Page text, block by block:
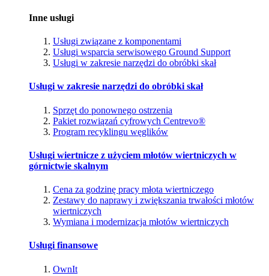
Inne usługi
Usługi związane z komponentami
Usługi wsparcia serwisowego Ground Support
Usługi w zakresie narzędzi do obróbki skał
Usługi w zakresie narzędzi do obróbki skał
Sprzęt do ponownego ostrzenia
Pakiet rozwiązań cyfrowych Centrevo®
Program recyklingu węglików
Usługi wiertnicze z użyciem młotów wiertniczych w
górnictwie skalnym
Cena za godzinę pracy młota wiertniczego
Zestawy do naprawy i zwiększania trwałości młotów
wiertniczych
Wymiana i modernizacja młotów wiertniczych
Usługi finansowe
OwnIt